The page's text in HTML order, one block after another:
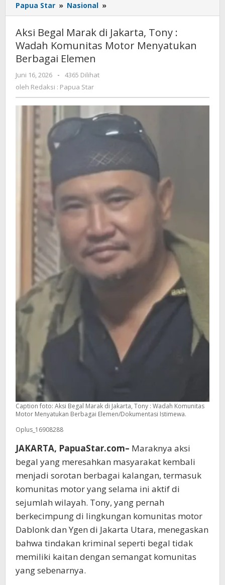
Papua Star » Nasional »
Begal
di
Jakarta,
Motor
Berbagai
Elemen
Aksi Begal Marak di Jakarta, Tony :
Wadah Komunitas Motor Menyatukan
Berbagai Elemen
Juni 16, 2026
oleh
Redaksi
-
4365 Dilihat
oleh Redaksi : Papua Star
Caption foto: Aksi Begal Marak di Jakarta, Tony : Wadah Komunitas
Motor Menyatukan Berbagai Elemen/Dokumentasi Istimewa.
Oplus_16908288
JAKARTA, PapuaStar.com– Maraknya aksi
begal yang meresahkan masyarakat kembali
menjadi sorotan berbagai kalangan, termasuk
komunitas motor yang selama ini aktif di
sejumlah wilayah. Tony, yang pernah
berkecimpung di lingkungan komunitas motor
Dablonk dan Ygen di Jakarta Utara, menegaskan
bahwa tindakan kriminal seperti begal tidak
memiliki kaitan dengan semangat komunitas
yang sebenarnya.